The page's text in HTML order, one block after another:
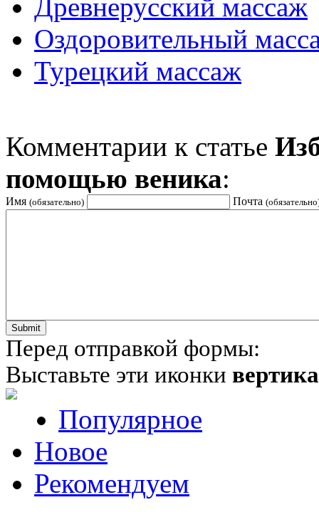
Древнерусский массаж
Оздоровительный
Турецкий массаж
Комментарии к статье
помощью веника:
Имя (обязательно) Почта
Перед отправкой формы:
Выставьте эти иконки
Популярное
Новое
Рекомендуем